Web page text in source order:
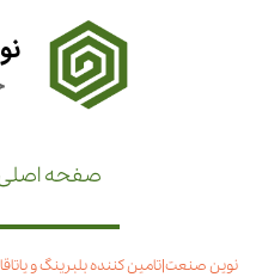
صفحه
نوین صنعت|تامین کننده بلبرینگ و